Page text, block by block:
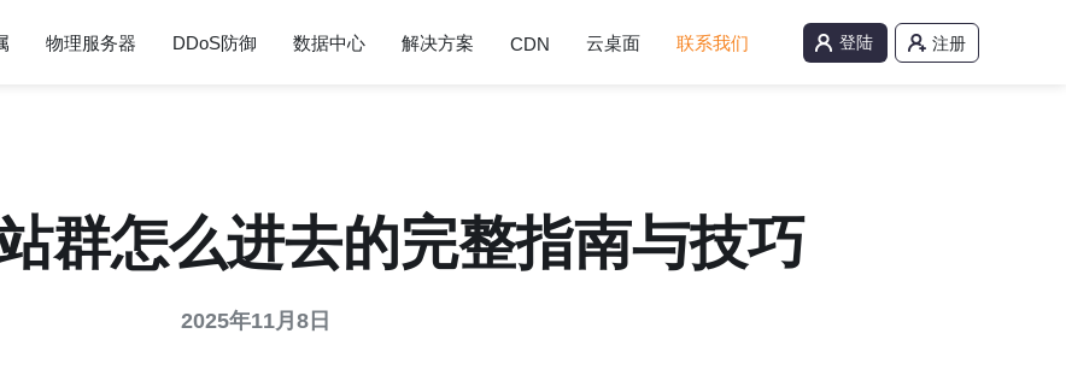
物理服务器 DDoS防御 数据中心 解决方案 CDN 云桌面 联系我们 登陆 注册
群怎么进去的完整指南与技巧
2025年11月8日